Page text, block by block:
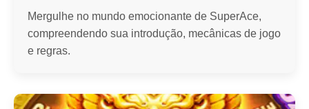
Mergulhe no mundo emocionante de SuperAce,
compreendendo sua introdução, mecânicas de jogo
e regras.